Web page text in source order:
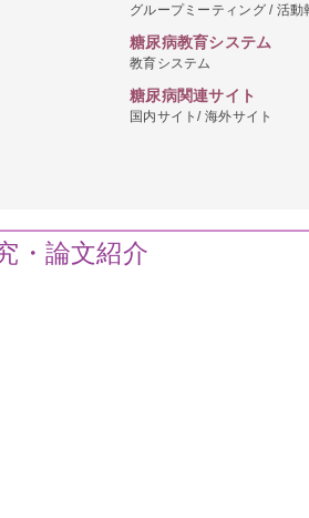
グループミーティング / 活動
糖尿病教育システム
教育システム
糖尿病関連サイト
国内サイト/ 海外サイト
・論文紹介